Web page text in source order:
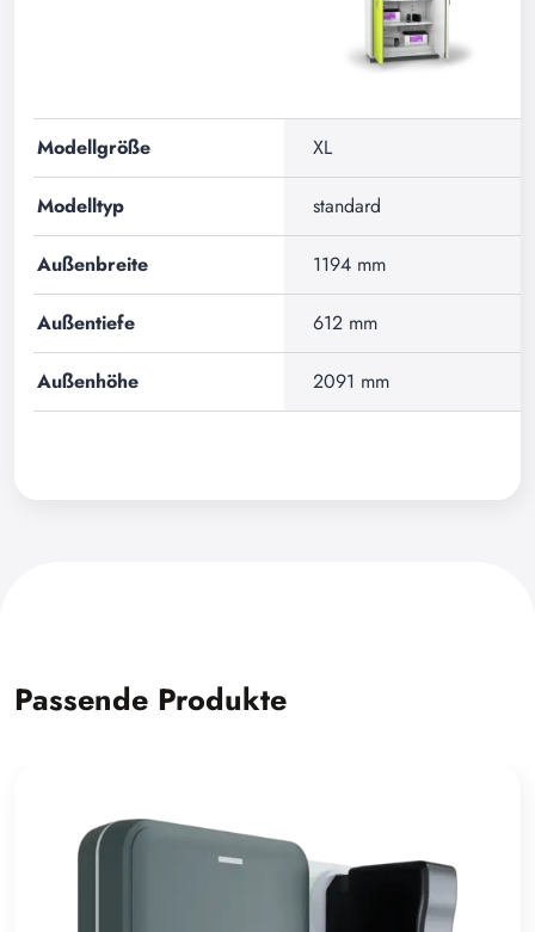
Modellgröße XL
Modelltyp standard
Außenbreite 1194 mm
Außentiefe 612 mm
Außenhöhe 2091 mm
Passende Produkte